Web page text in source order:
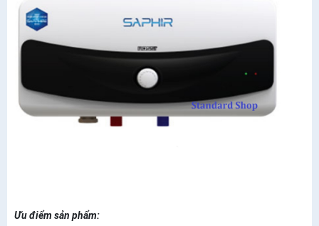
Ưu điểm sản phẩm: